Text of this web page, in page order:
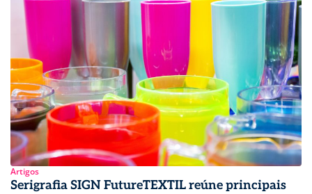
imprimem, gravam e decoram; – Mais de 30 mil empresas
gráficas; – Mais de 16 mil empresas […]
Artigos
Serigrafia SIGN FutureTEXTIL reúne principais